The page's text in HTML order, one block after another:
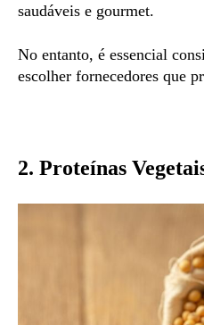
saudáveis e gourmet.
No entanto, é essencial
escolher fornecedores que
2. Proteínas